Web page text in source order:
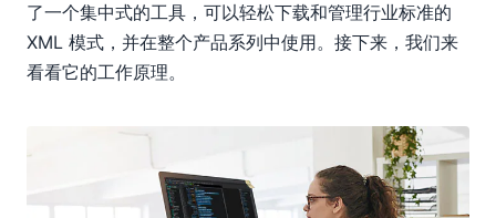
了一个集中式的工具，可以轻松下载和管理行业标准的
XML 模式，并在整个产品系列中使用。接下来，我们来
看看它的工作原理。